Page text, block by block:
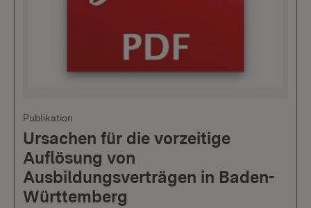
Publikation
Ursachen für die vorzeitige
Auflösung von
Ausbildungsverträgen in Baden-
Württemberg